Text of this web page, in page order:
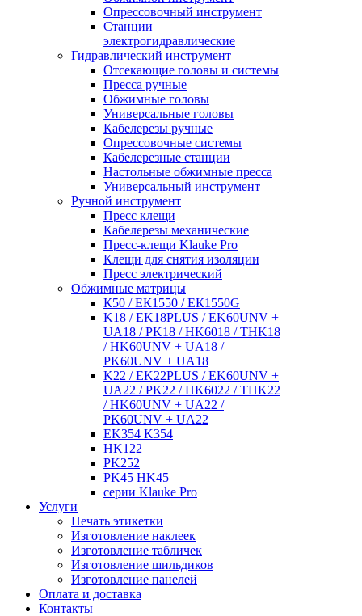
Опрессовочный инструмент
Станции
электрогидравлические
Гидравлический инструмент
Отсекающие головы и системы
Пресса ручные
Обжимные головы
Универсальные головы
Кабелерезы ручные
Опрессовочные системы
Кабелерезные станции
Настольные обжимные пресса
Универсальный инструмент
Ручной инструмент
Пресс клещи
Кабелерезы механические
Пресс-клещи Klauke Pro
Клещи для снятия изоляции
Пресс электрический
Обжимные матрицы
К50 / ЕК1550 / ЕК1550G
K18 / EK18PLUS / EK60UNV +
UA18 / PK18 / HK6018 / THK18
/ HK60UNV + UA18 /
PK60UNV + UA18
K22 / EK22PLUS / EK60UNV +
UA22 / PK22 / HK6022 / THK22
/ HK60UNV + UA22 /
PK60UNV + UA22
EK354 K354
HK122
PK252
PK45 HK45
серии Klauke Pro
Услуги
Печать этикетки
Изготовление наклеек
Изготовление табличек
Изготовление шильдиков
Изготовление панелей
Оплата и доставка
Контакты